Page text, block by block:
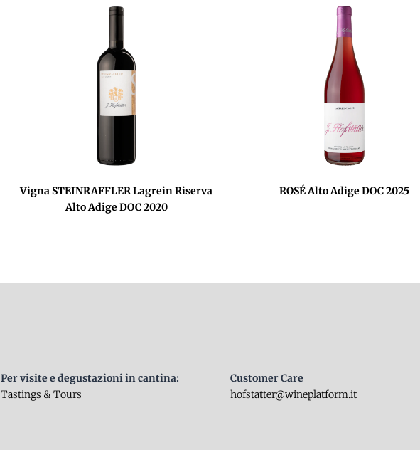
Vigna STEINRAFFLER Lagrein Riserva
Alto Adige DOC 2020
ROSÉ Alto Adige DOC 2025
Per visite e degustazioni in cantina:
Tastings & Tours
Customer Care
hofstatter@wineplatform.it